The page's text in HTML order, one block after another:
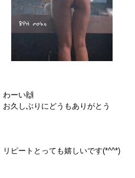
わーい🙌
お久しぶりにどうもありがとう
リピートとっても嬉しいです(*^^*)